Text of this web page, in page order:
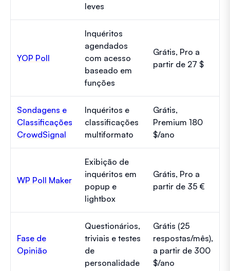
leves
YOP Poll
Inquéritos
agendados
com acesso
baseado em
funções
Grátis, Pro a
partir de 27 $
Sondagens e
Classificações
CrowdSignal
Inquéritos e
classificações
multiformato
Grátis,
Premium 180
$/ano
WP Poll Maker
Exibição de
inquéritos em
popup e
lightbox
Grátis, Pro a
partir de 35 €
Fase de
Opinião
Questionários,
triviais e testes
de
personalidade
Grátis (25
respostas/mês),
a partir de 300
$/ano